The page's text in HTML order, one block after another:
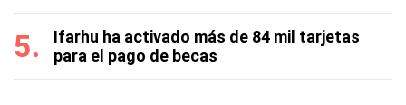
Ifarhu ha activado más de 84 mil tarjetas
para el pago de becas